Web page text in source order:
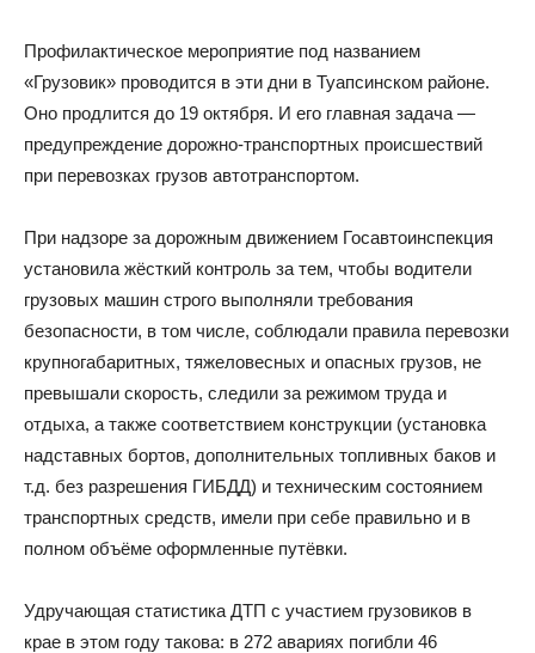
Профилактическое мероприятие под названием
«Грузовик» проводится в эти дни в Туапсинском районе.
Оно продлится до 19 октября. И его главная задача —
предупреждение дорожно-транспортных происшествий
при перевозках грузов автотранспортом.
При надзоре за дорожным движением Госавтоинспекция
установила жёсткий контроль за тем, чтобы водители
грузовых машин строго выполняли требования
безопасности, в том числе, соблюдали правила перевозки
крупногабаритных, тяжеловесных и опасных грузов, не
превышали скорость, следили за режимом труда и
отдыха, а также соответствием конструкции (установка
надставных бортов, дополнительных топливных баков и
т.д. без разрешения ГИБДД) и техническим состоянием
транспортных средств, имели при себе правильно и в
полном объёме оформленные путёвки.
Удручающая статистика ДТП с участием грузовиков в
крае в этом году такова: в 272 авариях погибли 46